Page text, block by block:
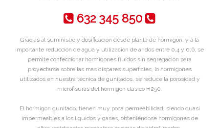
632 345 850
Gracias al suministro y dosificación desde planta de hórmigon, y a la
importante reducción de agua y utilización de aridos entre 0,4 y 0,6, se
permite confeccionar hormigones fluidos sin segregación para
proyectarse sobre las mas dispares superficies, lo hormigones
utilizados en nuestra técnica de gunitados, se reduce la porosidad y
microfisuras del hórmigon clasico H250.
El hórmigon gunitado, tienen muy poca permeabilidad, siendo quasi
impermeables a los líquidos y gases, obteniéndose hormigones de